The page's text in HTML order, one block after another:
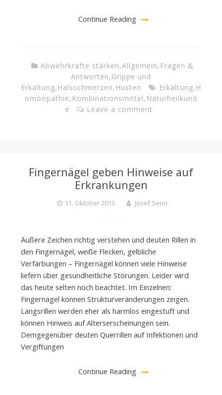
Continue Reading
Abwehrkräfte stärken,Allgemein, Fragen &
Antworten,Grippe und
Erkältung, Halsschmerzen, Husten Erkältung, H
omöopathie, Kombinationsmittel, Naturheilkund
e
Leave a comment
Fingernägel geben Hinweise auf
Erkrankungen
11. Oktober 2013 Josef Senn
Äußere Zeichen richtig verstehen und deuten Rillen in
den Fingernägel, weiße Flecken, gelbliche
Verfärbungen – Fingernägel können viele Hinweise
liefern über gesundheitliche Störungen. Leider wird
das heute selten noch beachtet. Im Einzelnen:
Fingernägel können Strukturveränderungen zeigen.
Längsrillen werden eher als harmlos eingestuft und
können Hinweis auf Alterserscheinungen sein.
Demgegenüber deuten Querrillen auf Infektionen und
Vergiftungen
Continue Reading